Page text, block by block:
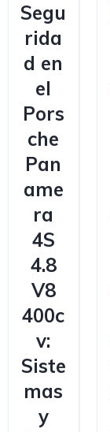
Segu
rida
d en
el
Pors
che
Pan
ame
ra
4S
4.8
V8
400c
v:
Siste
mas
y